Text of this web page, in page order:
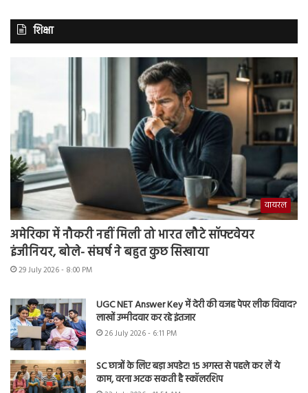
शिक्षा
वायरल
अमेरिका में नौकरी नहीं मिली तो भारत लौटे सॉफ्टवेयर
इंजीनियर, बोले- संघर्ष ने बहुत कुछ सिखाया
29 July 2026 - 8:00 PM
UGC NET Answer Key में देरी की वजह पेपर लीक विवाद?
लाखों उम्मीदवार कर रहे इंतजार
26 July 2026 - 6:11 PM
SC छात्रों के लिए बड़ा अपडेट! 15 अगस्त से पहले कर लें ये
काम, वरना अटक सकती है स्कॉलरशिप